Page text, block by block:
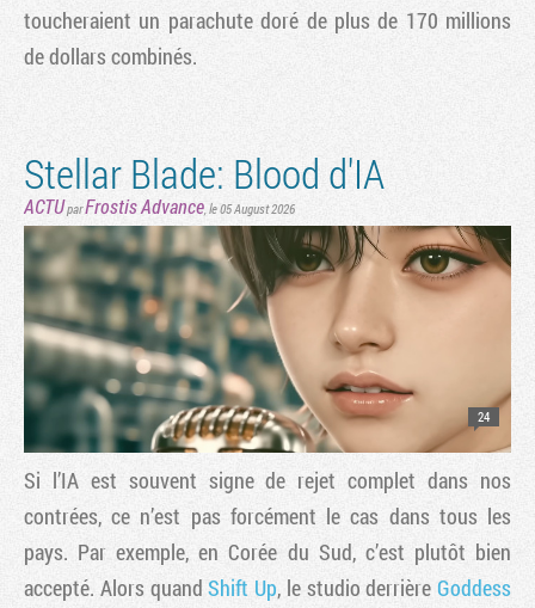
toucheraient un parachute doré de plus de 170 millions
de dollars combinés.
Stellar Blade: Blood d'IA
ACTUparFrostis Advance,le 05 August 2026
24
Si l’IA est souvent signe de rejet complet dans nos
contrées, ce n’est pas forcément le cas dans tous les
pays. Par exemple, en Corée du Sud, c’est plutôt bien
accepté. Alors quandShift Up, le studio derrière Goddess